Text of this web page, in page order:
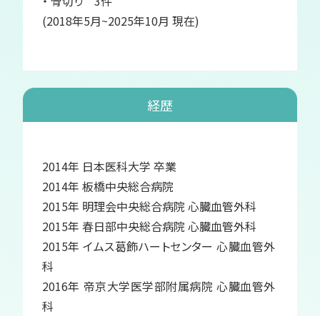
(2018年5月~2025年10月 現在)
経歴
2014年 日本医科大学 卒業
2014年 板橋中央総合病院
2015年 明理会中央総合病院 心臓血管外科
2015年 春日部中央総合病院 心臓血管外科
2015年 イムス葛飾ハートセンター 心臓血管外
科
2016年 帝京大学医学部附属病院 心臓血管外
科